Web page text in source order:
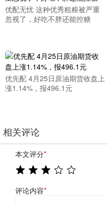
优配无忧 这种优秀粗粮被严重
忽视了，好吃不胖还能控糖
优先配 4月25日原油期货收盘上
涨1.14%，报496.1元
相关评论
本文评分*
评论内容*